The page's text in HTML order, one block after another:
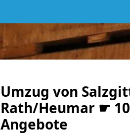
Umzug von
Rath/Heumar ☛
Angebote